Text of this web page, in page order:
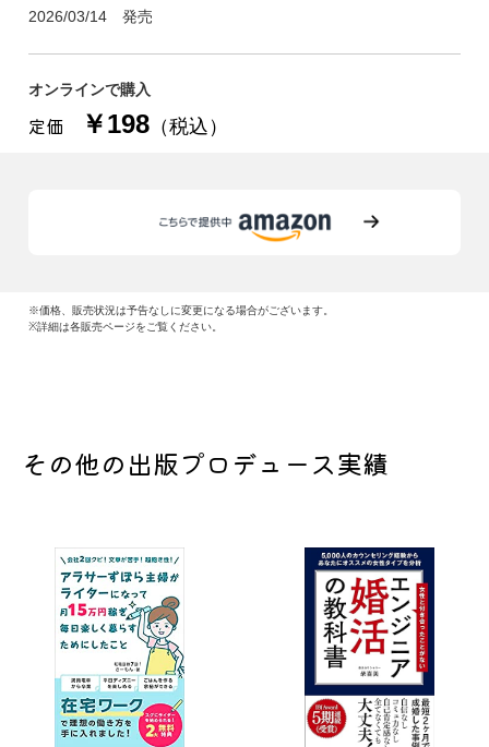
2026/03/14 発売
オンラインで購入
定価 ￥198 （税込）
※価格、販売状況は予告なしに変更になる場合がございます。
※詳細は各販売ページをご覧ください。
その他の出版プロデュース実績